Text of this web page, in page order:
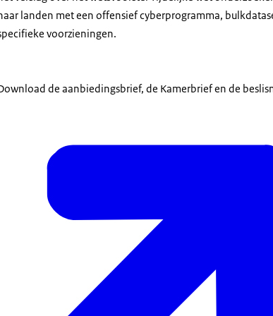
landen met een offensief cyberprogramma,
voorzieningen.
de aanbiedingsbrief, de Kamerbrief en de